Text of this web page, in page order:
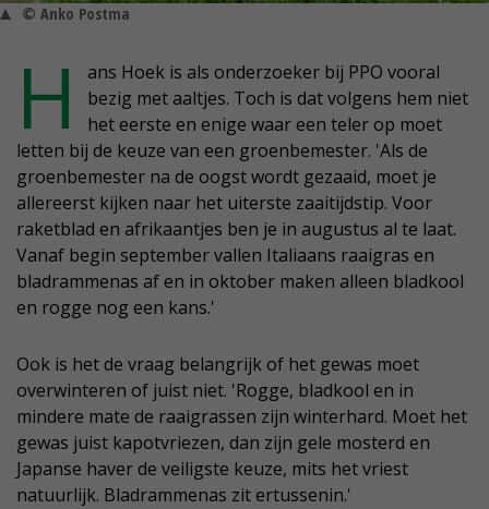
© Anko Postma
H
ans Hoek is als onderzoeker bij PPO vooral
bezig met aaltjes. Toch is dat volgens hem niet
het eerste en enige waar een teler op moet
letten bij de keuze van een groenbemester. 'Als de
groenbemester na de oogst wordt gezaaid, moet je
allereerst kijken naar het uiterste zaaitijdstip. Voor
raketblad en afrikaantjes ben je in augustus al te laat.
Vanaf begin september vallen Italiaans raaigras en
bladrammenas af en in oktober maken alleen bladkool
en rogge nog een kans.'
Ook is het de vraag belangrijk of het gewas moet
overwinteren of juist niet. 'Rogge, bladkool en in
mindere mate de raaigrassen zijn winterhard. Moet het
gewas juist kapotvriezen, dan zijn gele mosterd en
Japanse haver de veiligste keuze, mits het vriest
natuurlijk. Bladrammenas zit ertussenin.'